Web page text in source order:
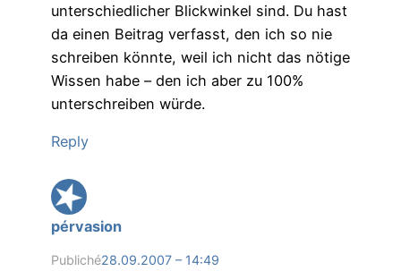
unterschiedlicher Blickwinkel sind. Du hast
da einen Beitrag verfasst, den ich so nie
schreiben könnte, weil ich nicht das nötige
Wissen habe – den ich aber zu 100%
unterschreiben würde.
Reply
pérvasion
Publiché28.09.2007 – 14:49